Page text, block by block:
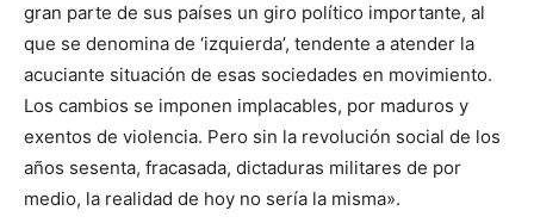
gran parte de sus países un giro político importante, al
que se denomina de ‘izquierda’, tendente a atender la
acuciante situación de esas sociedades en movimiento.
Los cambios se imponen implacables, por maduros y
exentos de violencia. Pero sin la revolución social de los
años sesenta, fracasada, dictaduras militares de por
medio, la realidad de hoy no sería la misma».